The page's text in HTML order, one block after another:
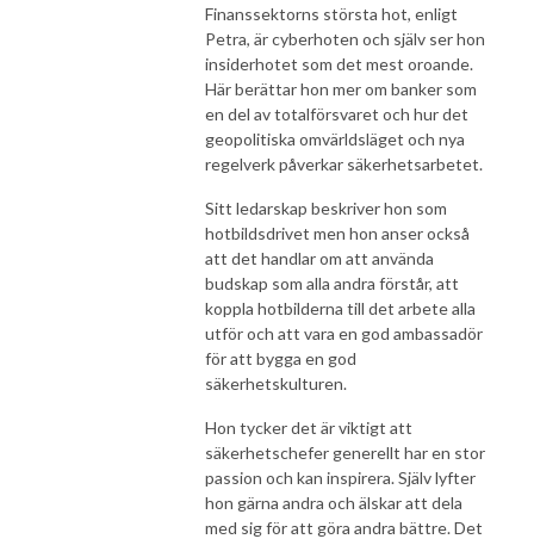
Finanssektorns största hot, enligt
Petra, är cyberhoten och själv ser hon
insiderhotet som det mest oroande.
Här berättar hon mer om banker som
en del av totalförsvaret och hur det
geopolitiska omvärldsläget och nya
regelverk påverkar säkerhetsarbetet.
Sitt ledarskap beskriver hon som
hotbildsdrivet men hon anser också
att det handlar om att använda
budskap som alla andra förstår, att
koppla hotbilderna till det arbete alla
utför och att vara en god ambassadör
för att bygga en god
säkerhetskulturen.
Hon tycker det är viktigt att
säkerhetschefer generellt har en stor
passion och kan inspirera. Själv lyfter
hon gärna andra och älskar att dela
med sig för att göra andra bättre. Det